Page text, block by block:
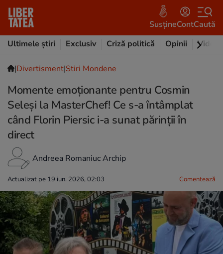
SusțineContCaută
Ultimele știri
Exclusiv Criză politică Opinii Video
|Divertisment|Stiri Mondene
Momente emoționante pentru Cosmin
Seleși la MasterChef! Ce s-a întâmplat
când Florin Piersic i-a sunat părinții în
direct
Andreea Romaniuc Archip
Actualizat pe 19 iun. 2026, 02:03 Comentează